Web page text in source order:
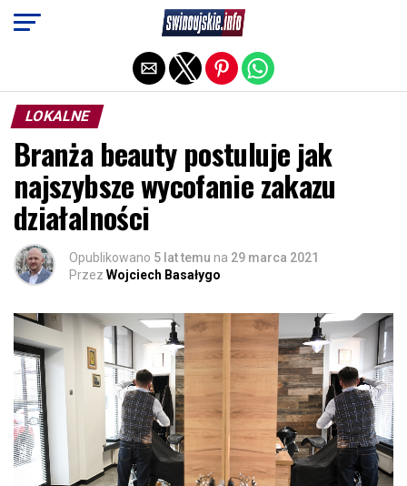
LOKALNE
Branża beauty postuluje jak
najszybsze wycofanie zakazu
działalności
Opublikowano 5 lat temu na 29 marca 2021
Przez Wojciech Basałygo
Exit mobile version